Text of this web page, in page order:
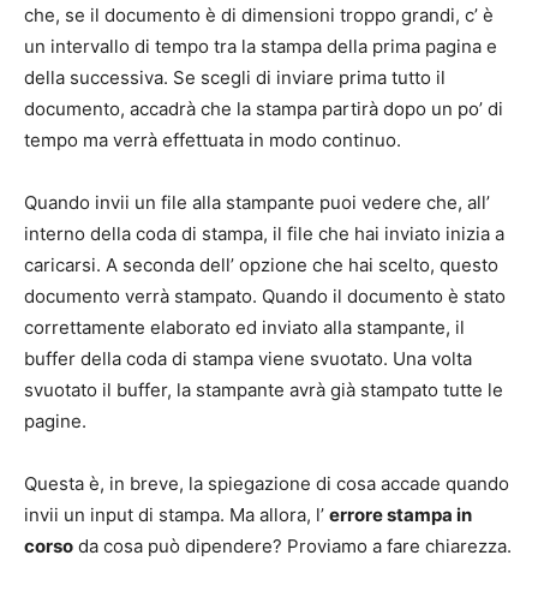
che, se il documento è di dimensioni troppo grandi, c’ è
un intervallo di tempo tra la stampa della prima pagina e
della successiva. Se scegli di inviare prima tutto il
documento, accadrà che la stampa partirà dopo un po’ di
tempo ma verrà effettuata in modo continuo.
Quando invii un file alla stampante puoi vedere che, all’
interno della coda di stampa, il file che hai inviato inizia a
caricarsi. A seconda dell’ opzione che hai scelto, questo
documento verrà stampato. Quando il documento è stato
correttamente elaborato ed inviato alla stampante, il
buffer della coda di stampa viene svuotato. Una volta
svuotato il buffer, la stampante avrà già stampato tutte le
pagine.
Questa è, in breve, la spiegazione di cosa accade quando
invii un input di stampa. Ma allora, l’ errore stampa in
corso da cosa può dipendere? Proviamo a fare chiarezza.